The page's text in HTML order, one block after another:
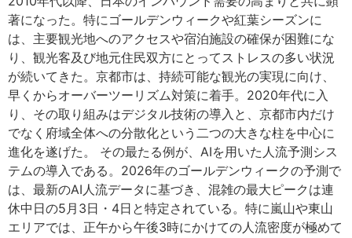
著になった。特にゴールデンウィークや紅葉シーズンに
は、主要観光地へのアクセスや宿泊施設の確保が困難にな
り、観光客及び地元住民双方にとってストレスの多い状況
が続いてきた。京都市は、持続可能な観光の実現に向け、
早くからオーバーツーリズム対策に着手。2020年代に入
り、その取り組みはデジタル技術の導入と、京都市内だけ
でなく府域全体への分散化という二つの大きな柱を中心に
進化を遂げた。 その最たる例が、AIを用いた人流予測シス
テムの導入である。2026年のゴールデンウィークの予測で
は、最新のAI人流データに基づき、混雑の最大ピークは連
休中日の5月3日・4日と特定されている。特に嵐山や東山
エリアでは、正午から午後3時にかけての人流密度が極めて